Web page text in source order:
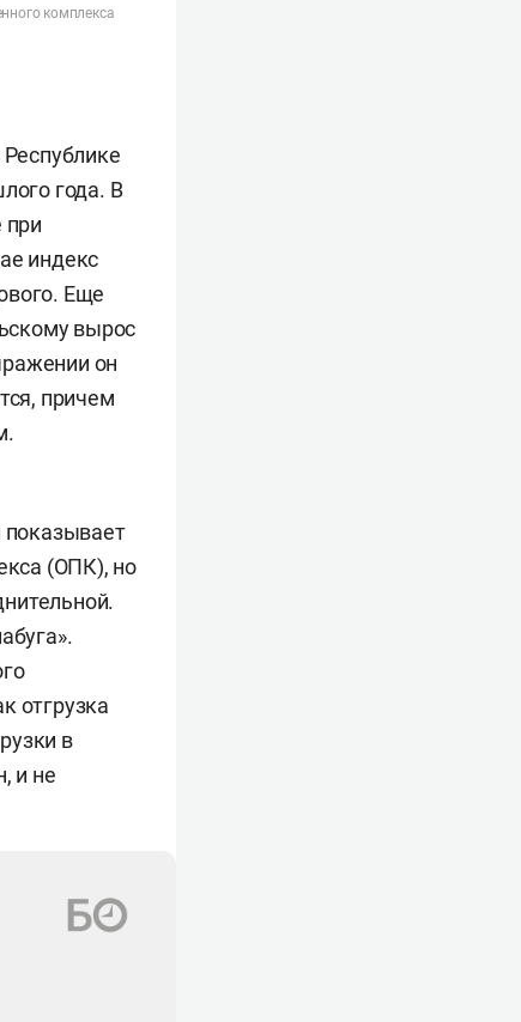
комплекса
года. В
при
индекс
Еще
вырос
он
причем
(ОПК), но
отгрузка
в
и не